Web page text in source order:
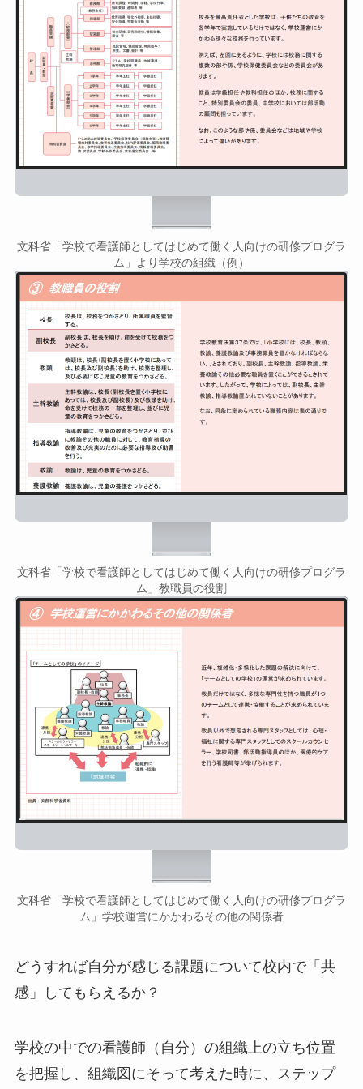
文科省「学校で看護師としてはじめて働く人向けの研修プログラ
ム」より学校の組織（例）
文科省「学校で看護師としてはじめて働く人向けの研修プログラ
ム」教職員の役割
文科省「学校で看護師としてはじめて働く人向けの研修プログラ
ム」学校運営にかかわるその他の関係者
どうすれば自分が感じる課題について校内で「共
感」してもらえるか？
学校の中での看護師（自分）の組織上の立ち位置
を把握し、組織図にそって考えた時に、ステップ